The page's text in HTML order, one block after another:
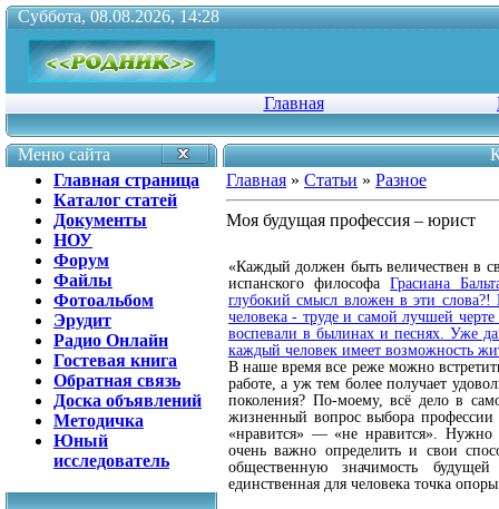
Суббота, 08.08.2026, 14:28
Главная
Меню сайта
Главная страница
Каталог статей
Документы
НОУ
Форум
Файлы
Фотоальбом
Эрудит
Радио Онлайн
Гостевая книга
Обратная связь
Доска объявлений
Методичка
Юный
исследователь
Главная » Статьи » Разное
Моя будущая профессия – юрист
«Каждый должен быть величествен в
испанского философаГрасиана
глубокий смысл вложен в эти слова?!
человека - труде и самой лучшей
воспевали в былинах и песнях. Уже
каждый человек имеет возможность
В наше времявсе реже можно
работе, а уж тем более получает
поколения? По-моему, всё дело в
жизненный вопрос выбора профессии
«нравится» — «не нра­вится». Нужно
очень важно определить и свои
общественную значимость
единственная для человека точка